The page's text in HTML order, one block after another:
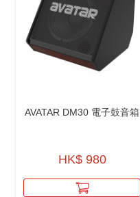
AVATAR DM30 電子鼓音箱
HK$ 980